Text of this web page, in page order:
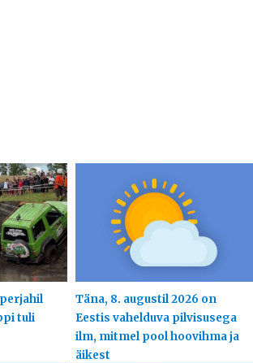
tuli
Täna, 8. augustil 2026 on
Eestis vahelduva pilvisusega
ilm, mitmel pool hoovihma ja
äikest